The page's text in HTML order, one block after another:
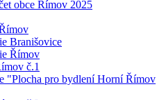
obce Římov 2025
Branišovice
Římov
č.1
"Plocha pro bydlení Horní Římov